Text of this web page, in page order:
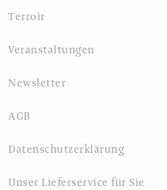
Terroir
Veranstaltungen
Newsletter
AGB
Datenschutzerklärung
Unser Lieferservice für Sie